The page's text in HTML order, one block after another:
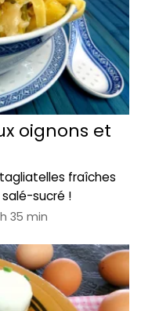
oignons et
fraîches
sucré !
35 min